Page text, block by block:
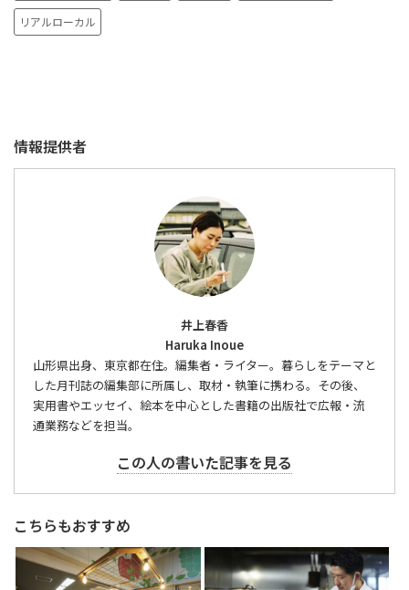
リアルローカル
情報提供者
井上春香
Haruka Inoue
山形県出身、東京都在住。編集者・ライター。暮らしをテーマと
した月刊誌の編集部に所属し、取材・執筆に携わる。その後、
実用書やエッセイ、絵本を中心とした書籍の出版社で広報・流
通業務などを担当。
この人の書いた記事を見る
こちらもおすすめ